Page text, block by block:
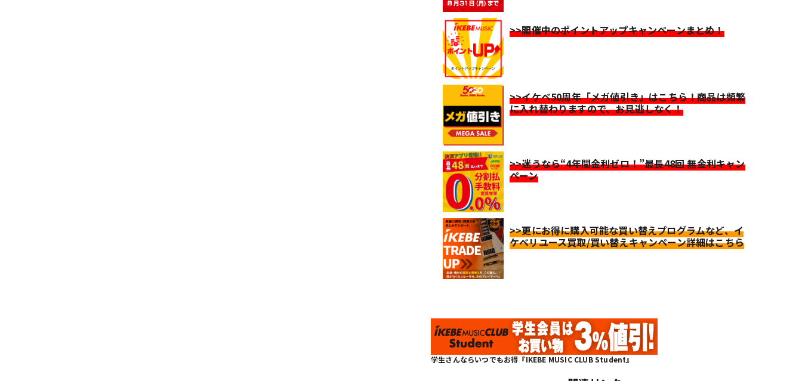
>>開催中のポイントアップキャンペーンまとめ！
>>イケベ50周年「メガ値引き」はこちら！商品は頻繁
に入れ替わりますので、お見逃しなく！
>>迷うなら“4年間金利ゼロ！”最長48回 無金利キャン
ペーン
>>更にお得に購入可能な買い替えプログラムなど、イ
ケベリユース買取/買い替えキャンペーン詳細はこちら
学生さんならいつでもお得『IKEBE MUSIC CLUB Student』